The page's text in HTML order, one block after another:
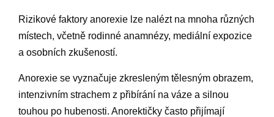
Rizikové faktory anorexie lze nalézt na mnoha různých
místech, včetně rodinné anamnézy, mediální expozice
a osobních zkušeností.
Anorexie se vyznačuje zkresleným tělesným obrazem,
intenzivním strachem z přibírání na váze a silnou
touhou po hubenosti. Anorektičky často přijímají